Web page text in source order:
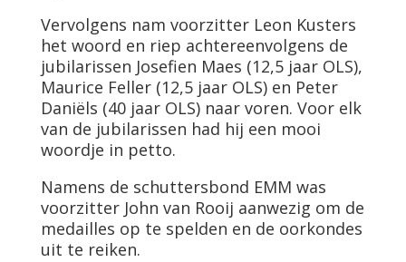
Vervolgens nam voorzitter Leon Kusters
het woord en riep achtereenvolgens de
jubilarissen Josefien Maes (12,5 jaar OLS),
Maurice Feller (12,5 jaar OLS) en Peter
Daniëls (40 jaar OLS) naar voren. Voor elk
van de jubilarissen had hij een mooi
woordje in petto.
Namens de schuttersbond EMM was
voorzitter John van Rooij aanwezig om de
medailles op te spelden en de oorkondes
uit te reiken.